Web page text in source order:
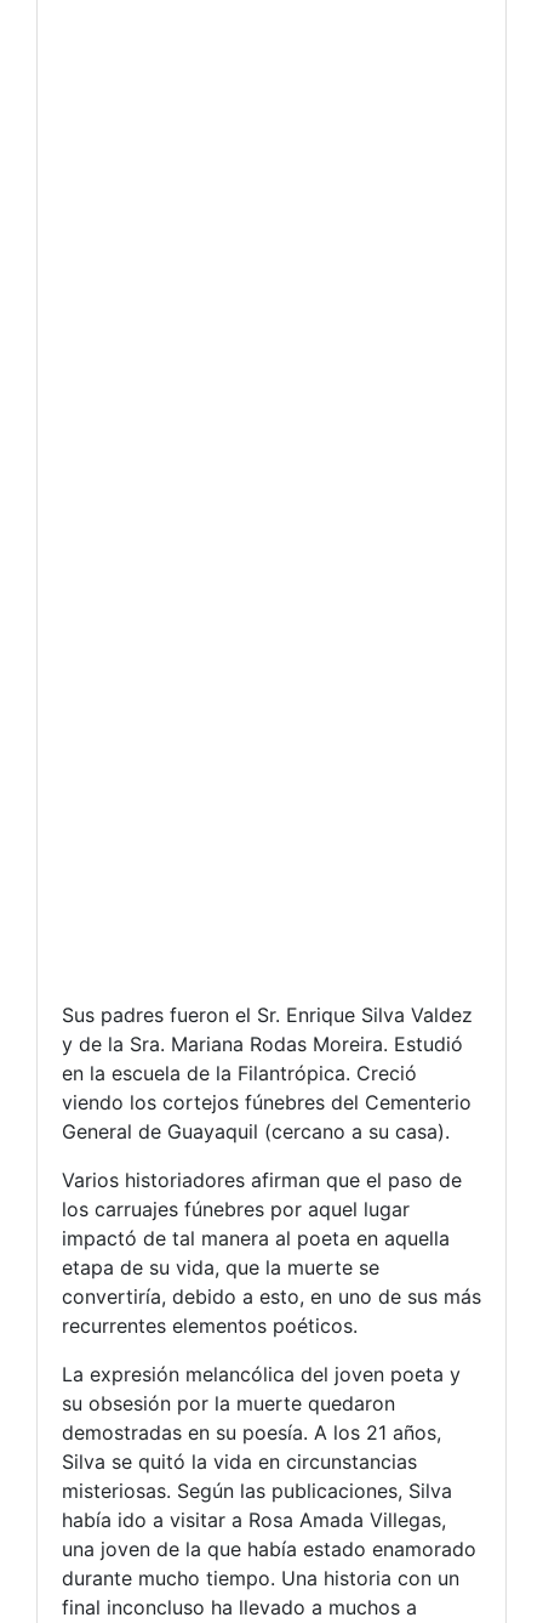
Sus padres fueron el Sr. Enrique Silva Valdez
y de la Sra. Mariana Rodas Moreira. Estudió
en la escuela de la Filantrópica. Creció
viendo los cortejos fúnebres del Cementerio
General de Guayaquil (cercano a su casa).
Varios historiadores afirman que el paso de
los carruajes fúnebres por aquel lugar
impactó de tal manera al poeta en aquella
etapa de su vida, que la muerte se
convertiría, debido a esto, en uno de sus más
recurrentes elementos poéticos.
La expresión melancólica del joven poeta y
su obsesión por la muerte quedaron
demostradas en su poesía. A los 21 años,
Silva se quitó la vida en circunstancias
misteriosas. Según las publicaciones, Silva
había ido a visitar a Rosa Amada Villegas,
una joven de la que había estado enamorado
durante mucho tiempo. Una historia con un
final inconcluso ha llevado a muchos a